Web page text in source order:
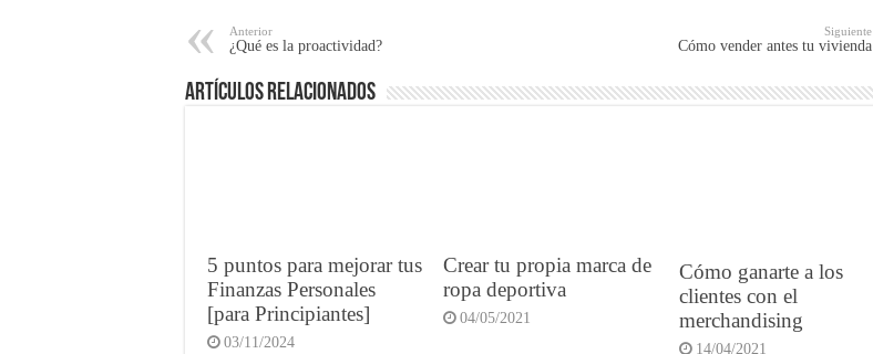
Anterior
¿Qué es la proactividad?
Siguiente
Cómo vender antes tu vivienda
Artículos Relacionados
5 puntos para mejorar tus
Finanzas Personales
[para Principiantes]
03/11/2024
Crear tu propia marca de
ropa deportiva
04/05/2021
Cómo ganarte a los
clientes con el
merchandising
14/04/2021